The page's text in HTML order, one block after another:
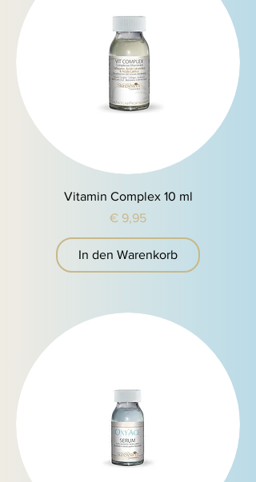
Vitamin Complex 10 ml
Preis
€ 9,95
In den Warenkorb